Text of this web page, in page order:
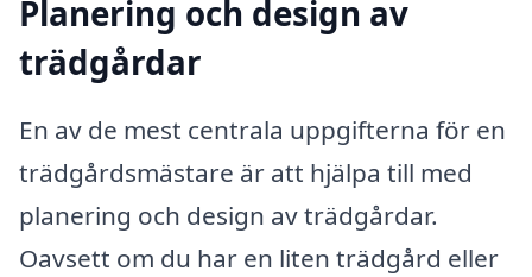
Planering och design av
trädgårdar
En av de mest centrala uppgifterna för en
trädgårdsmästare är att hjälpa till med
planering och design av trädgårdar.
Oavsett om du har en liten trädgård eller